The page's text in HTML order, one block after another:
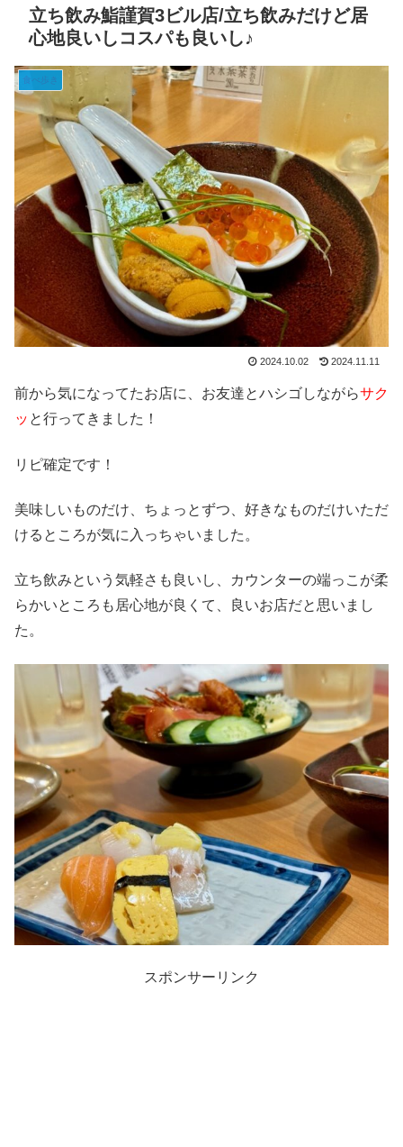
立ち飲み鮨謹賀3ビル店/立ち飲みだけど居
心地良いしコスパも良いし♪
食べ歩き
2024.10.02 2024.11.11
前から気になってたお店に、お友達とハシゴしながらサク
ッ と行ってきました！
リピ確定です！
美味しいものだけ、ちょっとずつ、好きなものだけいただ
けるところが気に入っちゃいました。
立ち飲みという気軽さも良いし、カウンターの端っこが柔
らかいところも居心地が良くて、良いお店だと思いまし
た。
スポンサーリンク